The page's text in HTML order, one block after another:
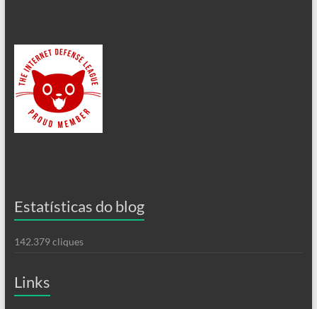
Estatísticas do blog
142.379 cliques
Links